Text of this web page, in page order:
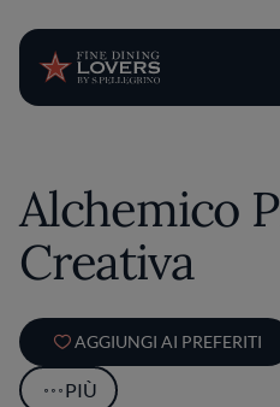
Alchemico
Creativa
AGGIUNGI AI PREFERITI
PIÙ